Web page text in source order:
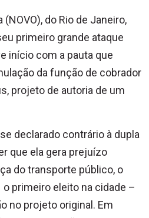
(NOVO), do Rio de Janeiro,
primeiro grande ataque
início com a pauta que
da função de cobrador
projeto de autoria de um
declarado contrário à dupla
que ela gera prejuízo
do transporte público, o
o primeiro eleito na cidade –
no projeto original. Em